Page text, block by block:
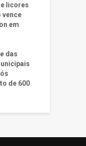
licores
vence
em
das
de 600